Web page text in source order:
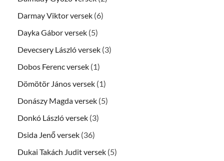
Darmay Viktor versek (6)
Dayka Gábor versek (5)
Devecsery László versek (3)
Dobos Ferenc versek (1)
Dömötör János versek (1)
Donászy Magda versek (5)
Donkó László versek (3)
Dsida Jenő versek (36)
Dukai Takách Judit versek (5)